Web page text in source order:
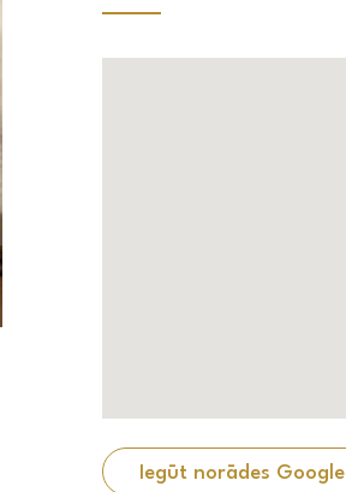
Iegūt norādes Google